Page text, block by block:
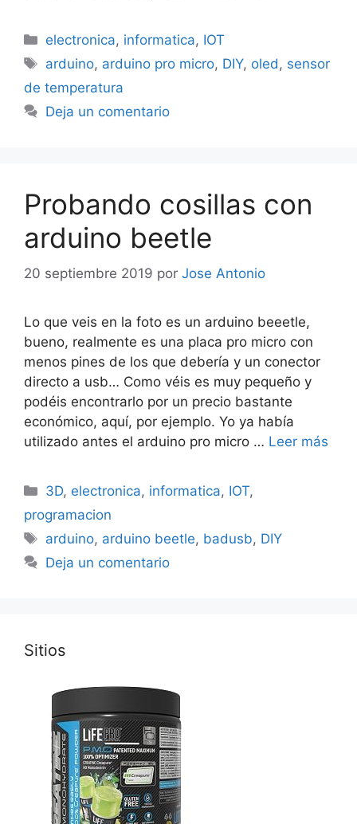
Categorías
electronica, informatica, IOT
Etiquetas
arduino, arduino pro micro, DIY, oled, sensor
de temperatura
Deja un comentario
Probando cosillas con
arduino beetle
20 septiembre 2019 por Jose Antonio
Lo que veis en la foto es un arduino beeetle,
bueno, realmente es una placa pro micro con
menos pines de los que debería y un conector
directo a usb… Como véis es muy pequeño y
podéis encontrarlo por un precio bastante
económico, aquí, por ejemplo. Yo ya había
utilizado antes el arduino pro micro … Leer más
Categorías
3D, electronica, informatica, IOT,
programacion
Etiquetas
arduino, arduino beetle, badusb, DIY
Deja un comentario
Sitios